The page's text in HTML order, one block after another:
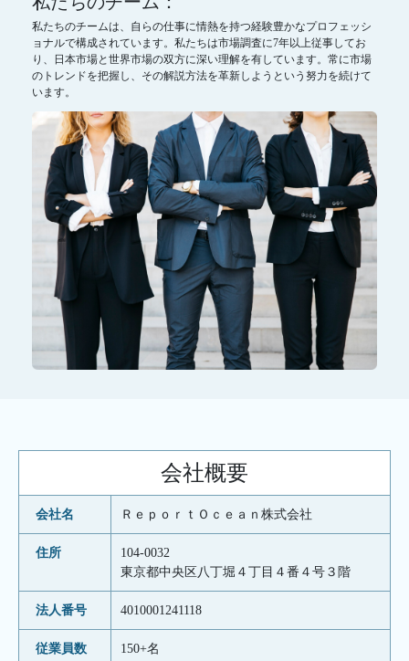
私たちのチームは、自らの仕事に情熱を持つ経験豊かなプロフェッシ
ョナルで構成されています。私たちは市場調査に7年以上従事してお
り、日本市場と世界市場の双方に深い理解を有しています。常に市場
のトレンドを把握し、その解説方法を革新しようという努力を続けて
います。
会社概要
会社名 ＲｅｐｏｒｔＯｃｅａｎ株式会社
住所
104-0032
東京都中央区八丁堀４丁目４番４号３階
法人番号 4010001241118
従業員数 150+名